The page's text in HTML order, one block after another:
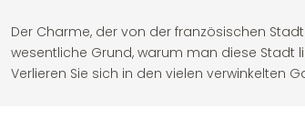
Der Charme, der von der französischen
wesentliche Grund, warum man diese Stadt
Verlieren Sie sich in den vielen verwinkelten